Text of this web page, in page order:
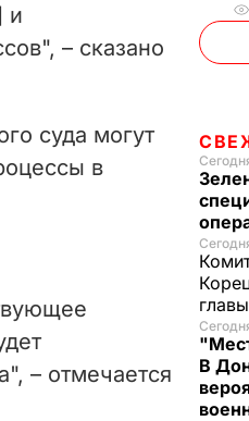
и
– сказано
суда могут
в
– отмечается
В